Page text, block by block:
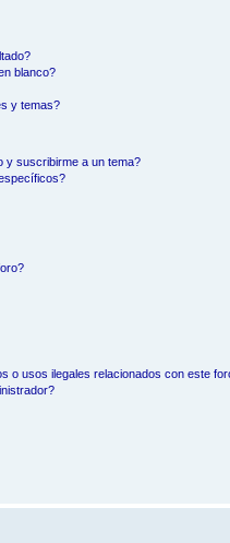
blanco?
y temas?
y suscribirme a un tema?
o usos ilegales relacionados con este